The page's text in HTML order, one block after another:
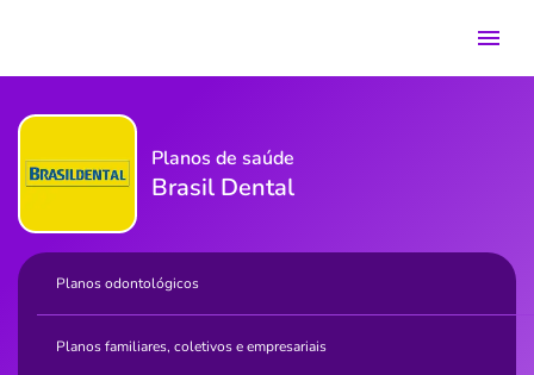
Planos de saúde
Brasil Dental
Planos odontológicos
Planos familiares, coletivos e empresariais